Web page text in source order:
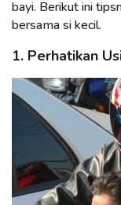
bayi. Berikut ini
bersama si kecil.
1. Perhatikan